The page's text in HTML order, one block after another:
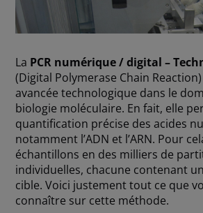
La PCR numérique / digital –
(Digital Polymerase Chain
avancée technologique dans le
biologie moléculaire. En fait, elle
quantification précise des acides
notamment l’ADN et l’ARN. Pour
échantillons en des milliers de
individuelles, chacune contenant
cible. Voici justement tout ce que
connaître sur cette méthode.